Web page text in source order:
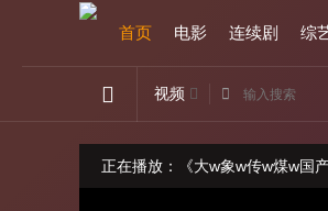
首页 电影 连续剧 综
视频
正在播放：《大w象w传w煤w国